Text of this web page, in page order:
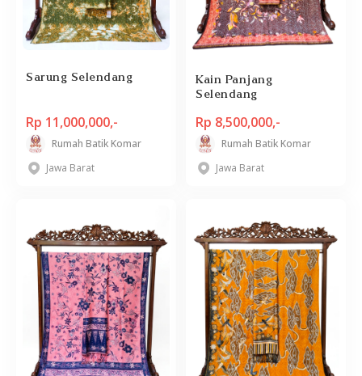
Sarung Selendang
Rp 11,000,000,-
Rumah Batik Komar
Jawa Barat
Kain Panjang
Selendang
Rp 8,500,000,-
Rumah Batik Komar
Jawa Barat